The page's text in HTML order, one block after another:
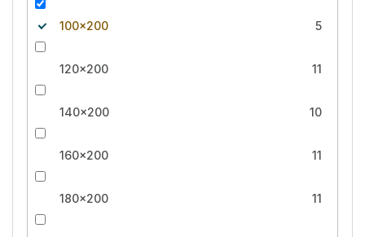
100x200 5
120x200 11
140x200 10
160x200 11
180x200 11